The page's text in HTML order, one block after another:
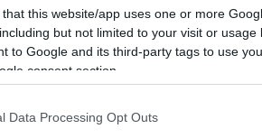
that this website/app uses one or more
but not limited to your visit or
to Google and its third-party tags to use
consent section.
Data Processing Opt Outs
Sei la mia metà e non
con te la felicità si moltiplica e le
te lo dirò a voce e, come